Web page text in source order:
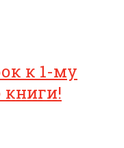
к 1-му
книги!